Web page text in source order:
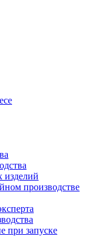
изделий
производстве
при запуске